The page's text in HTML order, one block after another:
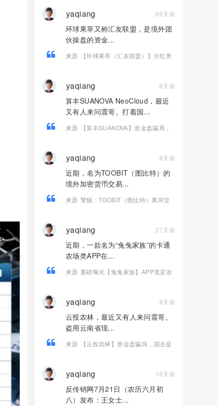
yaqiang 26天前
环球果萃又称汇友联盟，是境外团
伙操盘的资金...
来源
【环球果萃（汇友联盟）】分红类
yaqiang 6天前
算丰SUANOVA NeoCloud，最近
又有人来问震哥。打着国...
来源
【算丰SUANOVA】资金盘骗局，
yaqiang 9天前
近期，名为TOOBIT（图比特）的
境外加密货币交易...
来源 警惕：TOOBIT（图比特）离岸交
yaqiang 27天前
近期，一款名为“兔兔家族”的卡通
农场类APP在...
来源 重磅曝光【兔兔家族】APP竟是农
yaqiang 9天前
云投农林，最近又有人来问震哥。
盗用云南省现...
来源
【云投农林】资金盘骗局，国企是
yaqiang 16天前
反传销网7月21日（农历六月初
八）发布：王女士...